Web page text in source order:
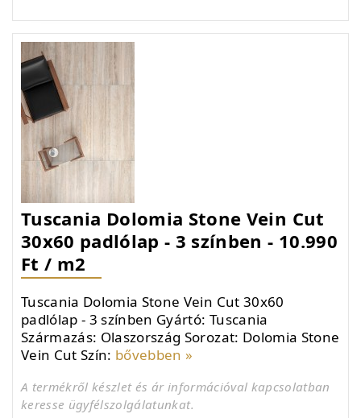
Tuscania Dolomia Stone Vein Cut
30x60 padlólap - 3 színben - 10.990
Ft / m2
Tuscania Dolomia Stone Vein Cut 30x60
padlólap - 3 színben Gyártó: Tuscania
Származás: Olaszország Sorozat: Dolomia Stone
Vein Cut Szín: bővebben »
A termékről készlet és ár információval kapcsolatban
keresse ügyfélszolgálatunkat.